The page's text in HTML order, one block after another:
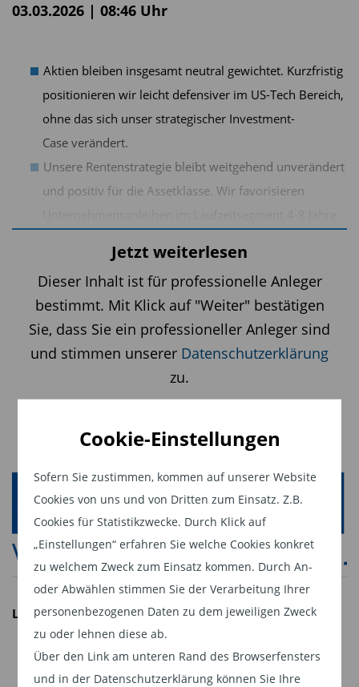
Cookie-Einstellungen
Sofern Sie zustimmen, kommen auf unserer Website
Cookies von uns und von Dritten zum Einsatz. Z.B.
Cookies für Statistikzwecke. Durch Klick auf
„Einstellungen“ erfahren Sie welche Cookies konkret
zu welchem Zweck zum Einsatz kommen. Durch An-
oder Abwählen stimmen Sie der Verarbeitung Ihrer
personenbezogenen Daten zu dem jeweiligen Zweck
zu oder lehnen diese ab.
Über den Link am unteren Rand des Browserfensters
und in der Datenschutzerklärung können Sie Ihre
03.03.2026 | 08:46 Uhr
Aktien bleiben insgesamt neutral gewichtet. Kurzfristig
positionieren wir leicht defensiver im US-Tech Bereich,
ohne das sich unser strategischer Investment-
Case verändert.
Unsere Rentenstrategie bleibt weitgehend unverändert
und positiv für die Assetklasse. Wir favorisieren
sind weiterhin untergewichtet.
Autoren:
Portfoliomanagement der MFI Asset
Management
Diesen Beitrag teilen:
Jetzt weiterlesen
Dieser Inhalt ist für professionelle Anleger
bestimmt. Mit Klick auf "Weiter" bestätigen
Sie, dass Sie ein professioneller Anleger sind
und stimmen unserer Datenschutzerklärung
zu.
LAIQON AG
Premium Wealth Spezialist
Gegründet 1995 in Deutschland